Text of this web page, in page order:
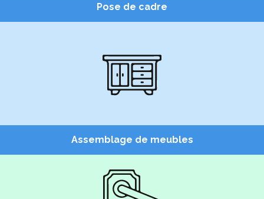
Pose de cadre
Assemblage de meubles